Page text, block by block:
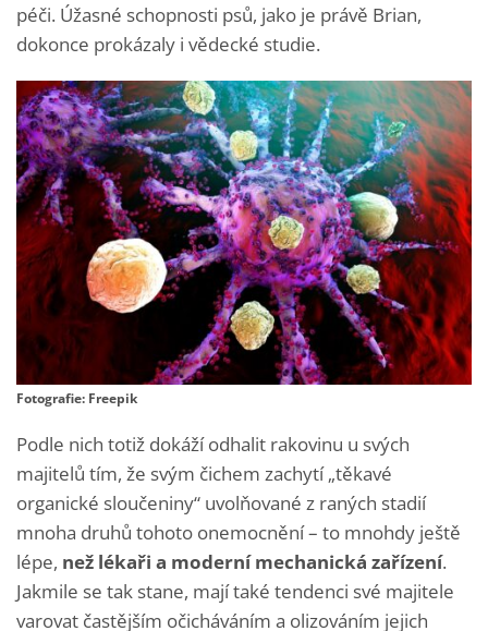
péči. Úžasné schopnosti psů, jako je právě Brian,
dokonce prokázaly i vědecké studie.
Fotografie: Freepik
Podle nich totiž dokáží odhalit rakovinu u svých
majitelů tím, že svým čichem zachytí „těkavé
organické sloučeniny“ uvolňované z raných stadií
mnoha druhů tohoto onemocnění – to mnohdy ještě
lépe, než lékaři a moderní mechanická zařízení.
Jakmile se tak stane, mají také tendenci své majitele
varovat častějším očicháváním a olizováním jejich